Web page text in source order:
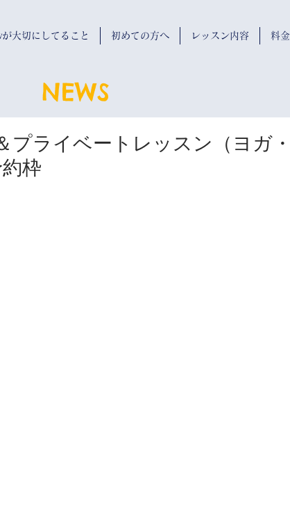
大切にしてること 初めての方へ レッスン内容 料金
NEWS
プライベートレッスン（ヨガ・
枠